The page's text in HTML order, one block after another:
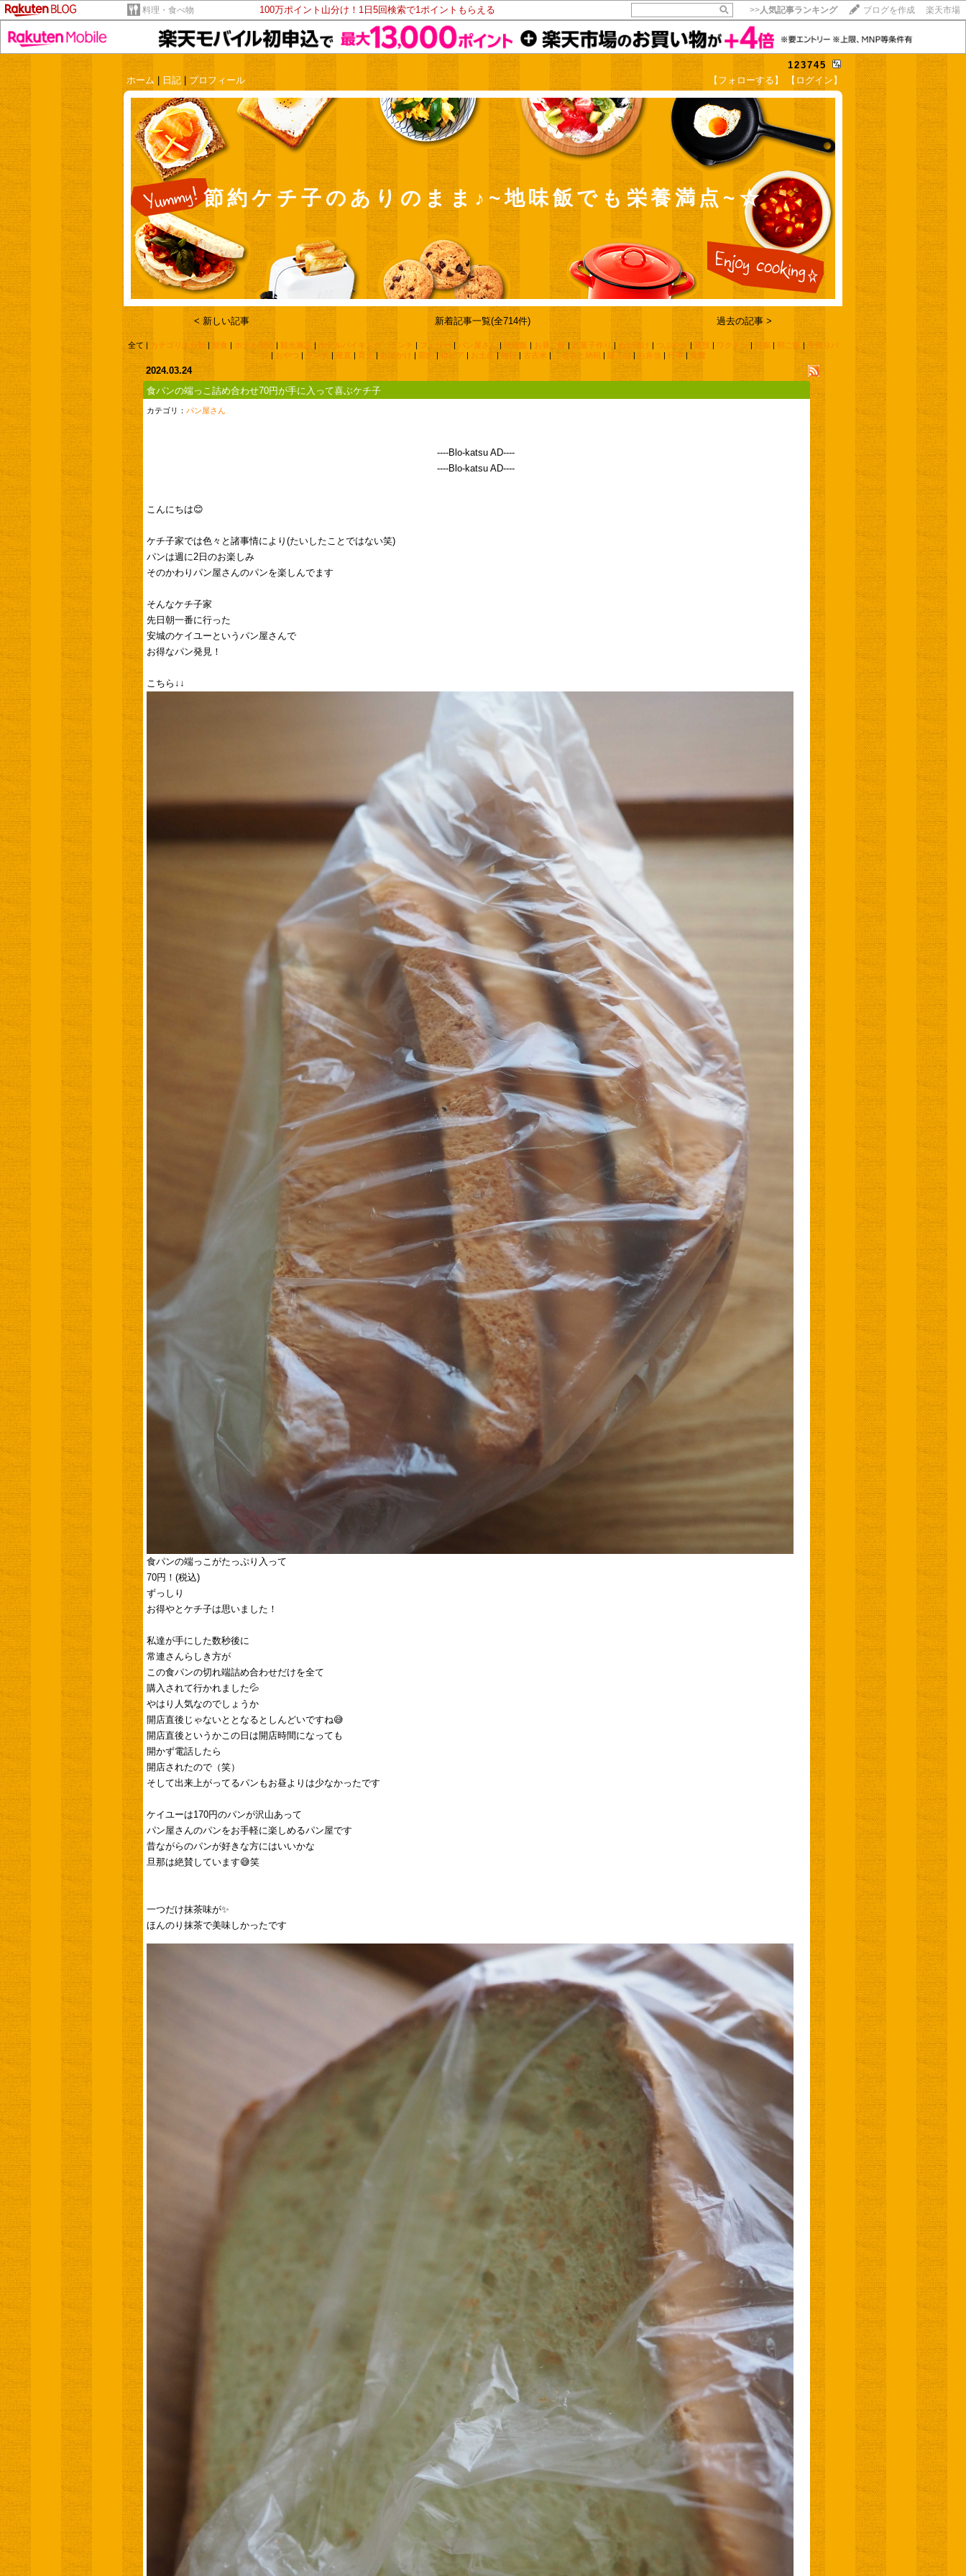
料理・食べ物 100万ポイント山分け！1日5回検索で1ポイントもらえる >>人気記事ランキング ブログを作成 楽天市場
123745
ホーム
日記 |プロフィール 【フォローする】 【ログイン】
節約ケチ子のありのまま♪~地味飯でも栄養満点~☆
【毎日開催】
15記事にいいね！で1ポイント
10秒滞在
いいね! --/
< 新しい記事 新着記事一覧(全714件) 過去の記事 >
全て | カテゴリ未分類| 朝食 | ホテル宿泊 | 観光施設 | ホテルバイキング ランチ | フェリー| パン屋さん| 晩御飯 | お昼ご飯 |お菓子作り | ぬか漬け | つぶやき |裏技 | ワクチン |妊娠 | 朝ご飯 | 手作りパ
ン |おやつ | ランチ |産直 | 育児| お出かけ | 節約| ロピア | お土産|旅行| 古古米 |ふるさと納税 | 購入品|お弁当 | 行事|食費
2024.03.24
食パンの端っこ詰め合わせ70円が手に入って喜ぶケチ子
カテゴリ： パン屋さん
----Blo-katsu AD----
----Blo-katsu AD----
こんにちは😊
ケチ子家では色々と諸事情により(たいしたことではない笑)
パンは週に2日のお楽しみ
そのかわりパン屋さんのパンを楽しんでます
そんなケチ子家
先日朝一番に行った
安城のケイユーというパン屋さんで
お得なパン発見！
こちら↓↓
食パンの端っこがたっぷり入って
70円！(税込)
ずっしり
お得やとケチ子は思いました！
私達が手にした数秒後に
常連さんらしき方が
この食パンの切れ端詰め合わせだけを全て
購入されて行かれました💦
やはり人気なのでしょうか
開店直後じゃないととなるとしんどいですね😅
開店直後というかこの日は開店時間になっても
開かず電話したら
開店されたので（笑）
そして出来上がってるパンもお昼よりは少なかったです
ケイユーは170円のパンが沢山あって
パン屋さんのパンをお手軽に楽しめるパン屋です
昔ながらのパンが好きな方にはいいかな
旦那は絶賛しています😅笑
一つだけ抹茶味が✨
ほんのり抹茶で美味しかったです